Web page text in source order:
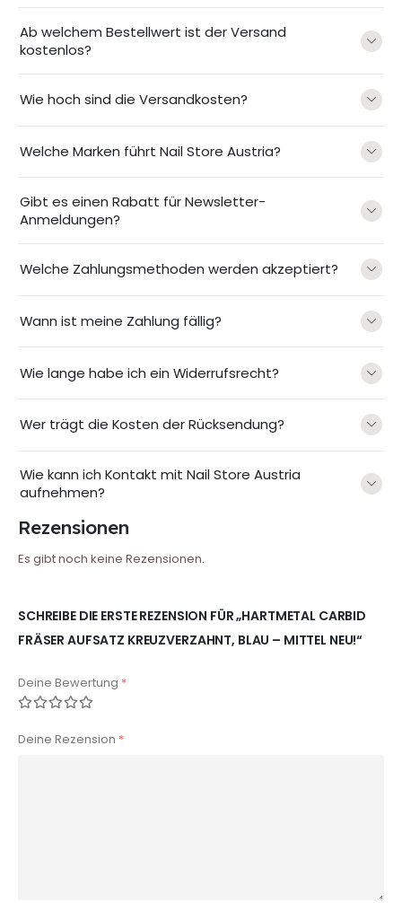
Ab welchem Bestellwert ist der Versand
kostenlos?
Wie hoch sind die Versandkosten?
Welche Marken führt Nail Store Austria?
Gibt es einen Rabatt für Newsletter-
Anmeldungen?
Welche Zahlungsmethoden werden akzeptiert?
Wann ist meine Zahlung fällig?
Wie lange habe ich ein Widerrufsrecht?
Wer trägt die Kosten der Rücksendung?
Wie kann ich Kontakt mit Nail Store Austria
aufnehmen?
Rezensionen
Es gibt noch keine Rezensionen.
SCHREIBE DIE ERSTE REZENSION FÜR „HARTMETAL CARBID
FRÄSER AUFSATZ KREUZVERZAHNT, BLAU – MITTEL NEU!“
Deine Bewertung *
Deine Rezension *